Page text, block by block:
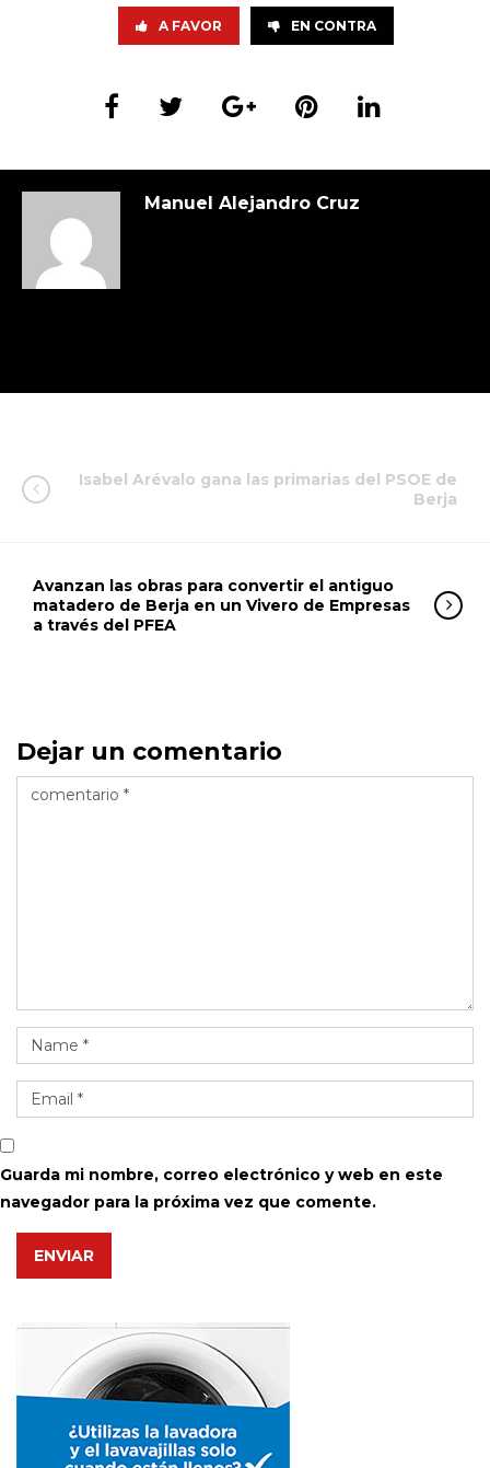
A FAVOR EN CONTRA
Manuel Alejandro Cruz
Isabel Arévalo gana las primarias del PSOE de
Berja
Avanzan las obras para convertir el antiguo
matadero de Berja en un Vivero de Empresas
a través del PFEA
Dejar un comentario
Guarda mi nombre, correo electrónico y web en este
navegador para la próxima vez que comente.
ENVIAR